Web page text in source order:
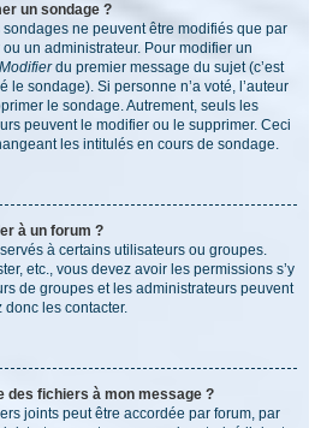
un sondage ?
ne peuvent être modifiés que par
un administrateur. Pour modifier un
Modifierdu premier message du sujet (c’est
le sondage). Si personne n’a voté, l’auteur
le sondage. Autrement, seuls les
peuvent le modifier ou le supprimer. Ceci
les intitulés en cours de sondage.
à un forum ?
à certains utilisateurs ou groupes.
etc., vous devez avoir les permissions s’y
de groupes et les administrateurs peuvent
donc les contacter.
des fichiers à mon message ?
joints peut être accordée par forum, par